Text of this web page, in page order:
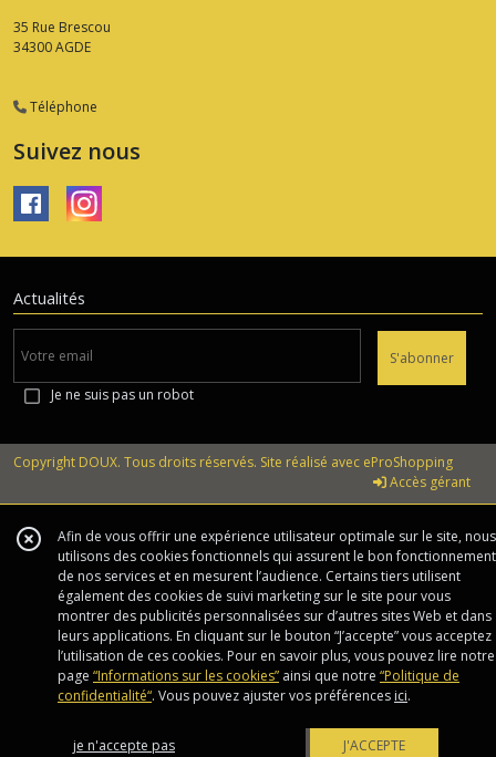
35 Rue Brescou
34300AGDE
Téléphone
Suivez nous
Actualités
S'abonner
Je ne suis pas un robot
Copyright DOUX. Tous droits réservés. Site réalisé avec eProShopping
Accès gérant
Afin de vous offrir une expérience utilisateur optimale sur le site, nous
utilisons des cookies fonctionnels qui assurent le bon fonctionnement
de nos services et en mesurent l’audience. Certains tiers utilisent
également des cookies de suivi marketing sur le site pour vous
montrer des publicités personnalisées sur d’autres sites Web et dans
leurs applications. En cliquant sur le bouton “J’accepte” vous acceptez
l’utilisation de ces cookies. Pour en savoir plus, vous pouvez lire notre
page “Informations sur les cookies” ainsi que notre “Politique de
confidentialité“. Vous pouvez ajuster vos préférences ici.
je n'accepte pas J'ACCEPTE